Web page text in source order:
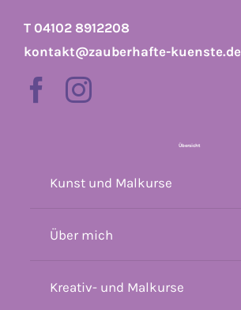
T 04102 8912208
kontakt@zauberhafte-kuenste.de
Übersicht
Kunst und Malkurse
Über mich
Kreativ- und Malkurse